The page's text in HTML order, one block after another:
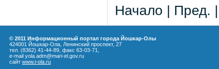
Начало | Пред.
© 2011 Информационный портал города Йошкар-Олы
424001 Йошкар-Ола, Ленинский проспект, 27
тел. (8362) 41-44-89, факс 63-03-71,
e-mail yola.adm@mari-el.gov.ru
сайт www.i-ola.ru